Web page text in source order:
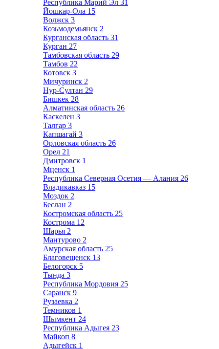
Республика Марий Эл 31
Йошкар-Ола 15
Волжск 3
Козьмодемьянск 2
Курганская область 31
Курган 27
Тамбовская область 29
Тамбов 22
Котовск 3
Мичуринск 2
Нур-Султан 29
Бишкек 28
Алматинская область 26
Каскелен 3
Талгар 3
Капшагай 3
Орловская область 26
Орел 21
Дмитровск 1
Мценск 1
Республика Северная Осетия — Алания 26
Владикавказ 15
Моздок 2
Беслан 2
Костромская область 25
Кострома 12
Шарья 2
Мантурово 2
Амурская область 25
Благовещенск 13
Белогорск 5
Тында 3
Республика Мордовия 25
Саранск 9
Рузаевка 2
Темников 1
Шымкент 24
Республика Адыгея 23
Майкоп 8
Адыгейск 1